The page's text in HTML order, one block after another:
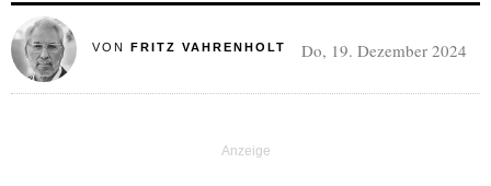
VON FRITZ VAHRENHOLT Do, 19. Dezember 2024